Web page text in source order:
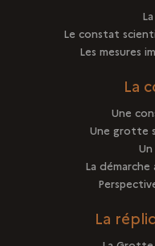
Le constat
Les mesures
La
Une
Une grotte
La
La